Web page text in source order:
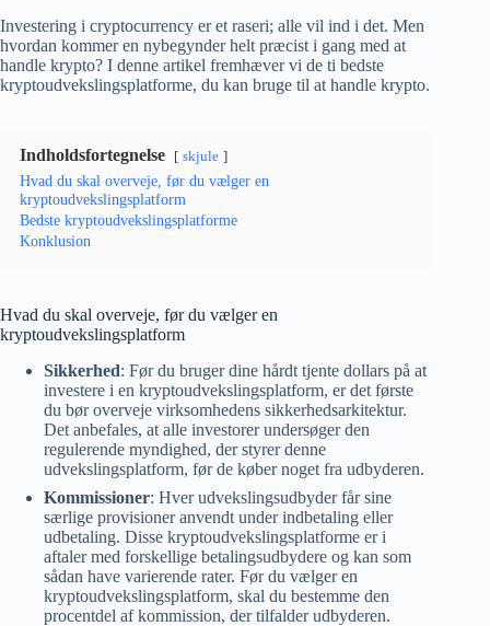
Investering i cryptocurrency er et raseri; alle vil ind i det. Men
hvordan kommer en nybegynder helt præcist i gang med at
handle krypto? I denne artikel fremhæver vi de ti bedste
kryptoudvekslingsplatforme, du kan bruge til at handle krypto.
Indholdsfortegnelse skjule
Hvad du skal overveje, før du vælger en
kryptoudvekslingsplatform
Bedste kryptoudvekslingsplatforme
Konklusion
Hvad du skal overveje, før du vælger en
kryptoudvekslingsplatform
Sikkerhed: Før du bruger dine hårdt tjente dollars på at
investere i en kryptoudvekslingsplatform, er det første
du bør overveje virksomhedens sikkerhedsarkitektur.
Det anbefales, at alle investorer undersøger den
regulerende myndighed, der styrer denne
udvekslingsplatform, før de køber noget fra udbyderen.
Kommissioner: Hver udvekslingsudbyder får sine
særlige provisioner anvendt under indbetaling eller
udbetaling. Disse kryptoudvekslingsplatforme er i
aftaler med forskellige betalingsudbydere og kan som
sådan have varierende rater. Før du vælger en
kryptoudvekslingsplatform, skal du bestemme den
procentdel af kommission, der tilfalder udbyderen.